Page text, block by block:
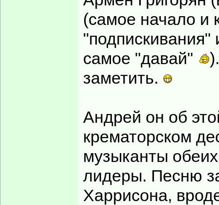
(самое начало и
"подпискивания"
самое "давай"
заметить.
Андрей он об
крематорском
музыканты
лидеры. Песню
Харрисона,